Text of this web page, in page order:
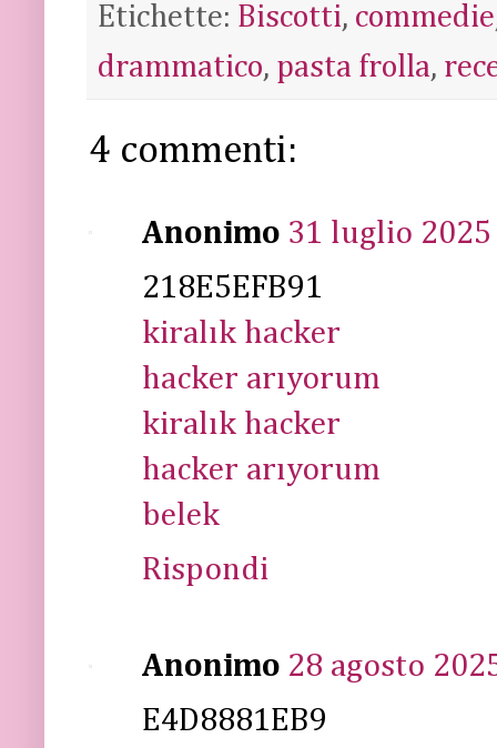
Etichette: Biscotti, commedie
drammatico, pasta frolla,
4 commenti:
Anonimo 31 luglio
218E5EFB91
kiralık hacker
hacker arıyorum
kiralık hacker
hacker arıyorum
belek
Rispondi
Anonimo 28 agosto
E4D8881EB9